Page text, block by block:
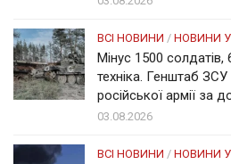
ВСІ НОВИНИ / НОВИНИ
Мінус 1500 солдатів,
техніка. Генштаб
російської армії за
03.08.2026
ВСІ НОВИНИ / НОВИНИ